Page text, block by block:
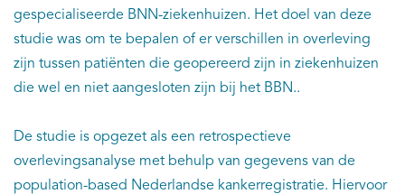
gespecialiseerde BNN-ziekenhuizen. Het doel van deze
studie was om te bepalen of er verschillen in overleving
zijn tussen patiënten die geopereerd zijn in ziekenhuizen
die wel en niet aangesloten zijn bij het BBN..
De studie is opgezet als een retrospectieve
overlevingsanalyse met behulp van gegevens van de
population-based Nederlandse kankerregistratie. Hiervoor